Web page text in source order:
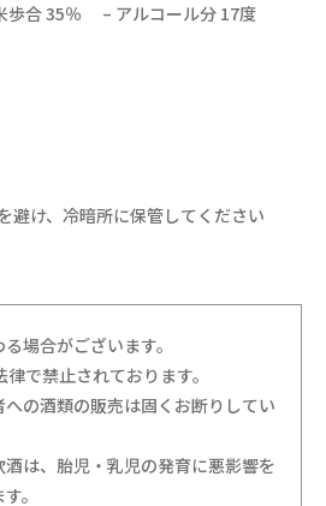
合 35％ – アルコール分 17度
避け、冷暗所に保管してください
場合がございます。
で禁止されております。
の酒類の販売は固くお断りしてい
は、胎児・乳児の発育に悪影響を
。